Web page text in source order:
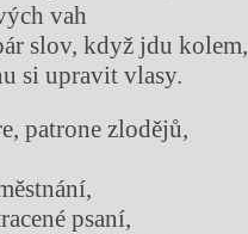
vah
slov, když jdu kolem,
si upravit vlasy.
patrone zlodějů,
psaní,